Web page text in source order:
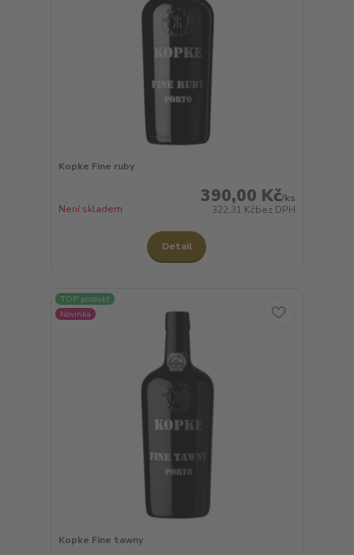
Kopke Fine ruby
390,00 Kč/ks
322,31 Kčbez DPH
Není skladem
Detail
TOP produkt
Novinka
Kopke Fine tawny